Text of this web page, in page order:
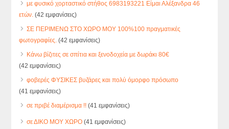
με φυσικό χορταστικό στήθος 6983193221 Είμαι Αλέξανδρα 46
ετών. (42 εμφανίσεις)
ΣΕ ΠΕΡΙΜΕΝΩ ΣΤΟ ΧΩΡΟ ΜΟΥ 100%100 πραγματικές
φωτογραφίες. (42 εμφανίσεις)
Κάνω βίζιτες σε σπίτια και ξενοδοχεία με δωράκι 80€
(42 εμφανίσεις)
φοβερές ΦΥΣΙΚΕΣ βυζάρες και πολύ όμορφο πρόσωπο
(41 εμφανίσεις)
σε πριβέ διαμέρισμα !! (41 εμφανίσεις)
σε ΔΙΚΟ ΜΟΥ ΧΩΡΟ (41 εμφανίσεις)